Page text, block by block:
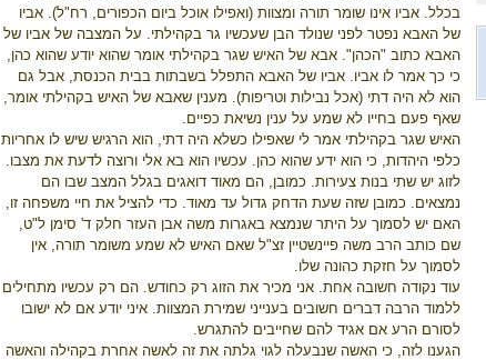
בכלל. אביו אינו שומר תורה ומצוות (ואפילו אוכל ביום הכפורים, רח"ל). אביו
של האבא נפטר לפני שנולד הבן שעכשיו גר בקהילתי. על המצבה של אביו של
האבא כתוב "הכהן". אבא של האיש שגר בקהילתי אומר שהוא יודע שהוא כהן,
כי כך אמר לו אביו. אביו של האבא התפלל בשבתות בבית הכנסת, אבל גם
הוא לא היה דתי (אכל נבילות וטריפות). מענין שאבא של האיש בקהילתי אומר,
שאף פעם בחייו לא שמע על ענין נשיאת כפיים.
האיש שגר בקהילתי אמר לי שאפילו כשלא היה דתי, הוא הרגיש שיש לו אחריות
כלפי היהדות, כי הוא ידע שהוא כהן. עכשיו הוא בא אלי ורוצה לדעת את מצבו.
לזוג יש שתי בנות צעירות. כמובן, הם מאוד דואגים בגלל המצב שבו הם
נמצאים. כמובן שזה שעת הדחק גדול עד מאוד. כדי להציל את חיי משפחה זו,
האם יש לסמוך על היתר שנמצא באגרות משה אבן העזר חלק ד' סימן ל"ט,
שם כותב הרב משה פיינשטיין זצ"ל שאם האיש לא שמע משומר תורה, אין
לסמוך על חזקת כהונה שלו.
עוד נקודה חשובה אחת. אני מכיר את הזוג רק כחודש. הם רק עכשיו מתחילים
ללמוד הרבה דברים חשובים בענייני שמירת המצוות. איני יודע אם לא ישובו
לסורם הרע אם אגיד להם שחייבים להתגרש.
הגענו לזה, כי האשה שנבעלה לגוי גלתה את זה לאשה אחרת בקהילה והאשה